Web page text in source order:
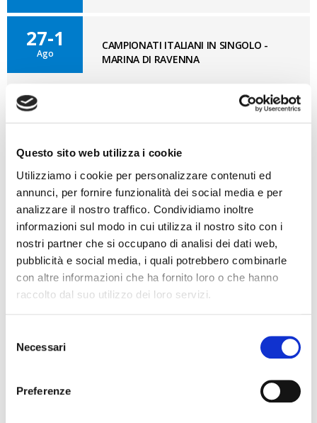
Questo sito web utilizza i cookie
Utilizziamo i cookie per personalizzare contenuti ed
annunci, per fornire funzionalità dei social media e per
analizzare il nostro traffico. Condividiamo inoltre
informazioni sul modo in cui utilizza il nostro sito con i
nostri partner che si occupano di analisi dei dati web,
pubblicità e social media, i quali potrebbero combinarle
con altre informazioni che ha fornito loro o che hanno
raccolto dal suo utilizzo dei loro servizi.
delNecessari
Preferenze
27-1
Ago
CAMPIONATI ITALIANI IN SINGOLO -
MARINA DI RAVENNA
11-12
Set
BLOG OPTI GAN
07/08/2026
Cosa bisogna ritrovare
03/08/2026
31/07/2026